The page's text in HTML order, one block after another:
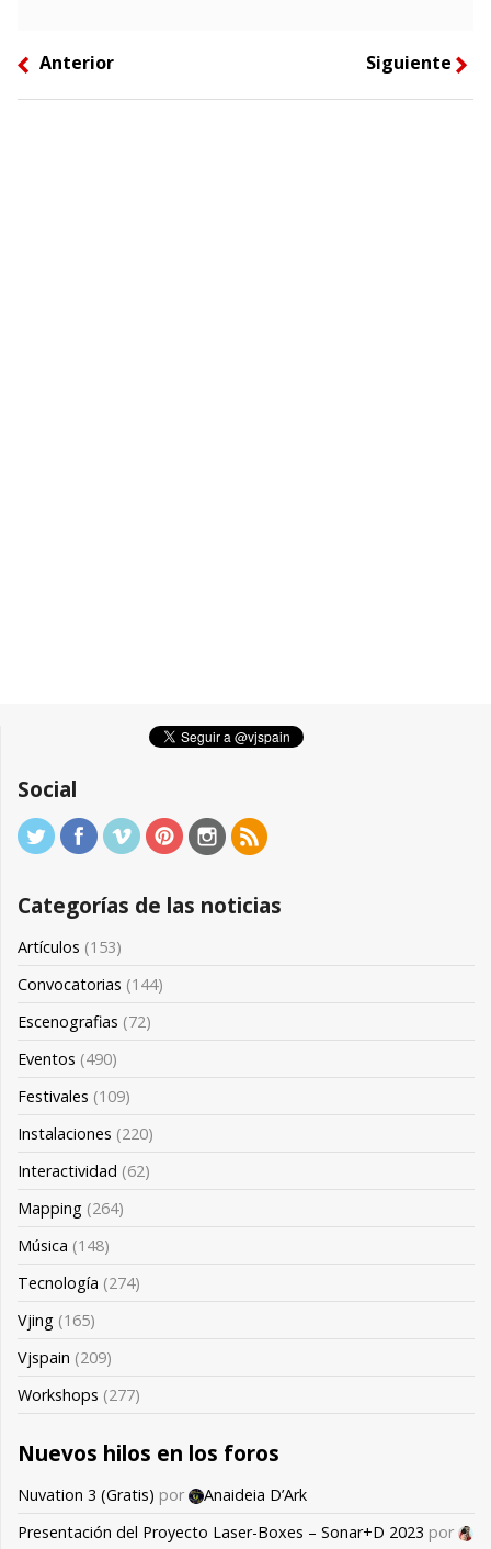
left Anterior Siguiente right
Social
Categorías de las noticias
Artículos (153)
Convocatorias (144)
Escenografias (72)
Eventos (490)
Festivales (109)
Instalaciones (220)
Interactividad (62)
Mapping (264)
Música (148)
Tecnología (274)
Vjing (165)
Vjspain (209)
Workshops (277)
Nuevos hilos en los foros
Nuvation 3 (Gratis) por
Anaideia D’Ark
Presentación del Proyecto Laser-Boxes – Sonar+D 2023 por